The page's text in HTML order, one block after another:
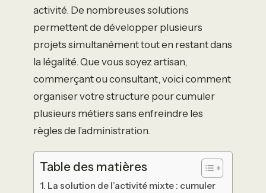
activité. De nombreuses solutions
permettent de développer plusieurs
projets simultanément tout en restant dans
la légalité. Que vous soyez artisan,
commerçant ou consultant, voici comment
organiser votre structure pour cumuler
plusieurs métiers sans enfreindre les
règles de l’administration.
Table des matières
La solution de l’activité mixte : cumuler